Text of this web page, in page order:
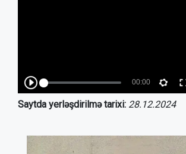
Saytda yerləşdirilmə tarixi: 28.12.2024